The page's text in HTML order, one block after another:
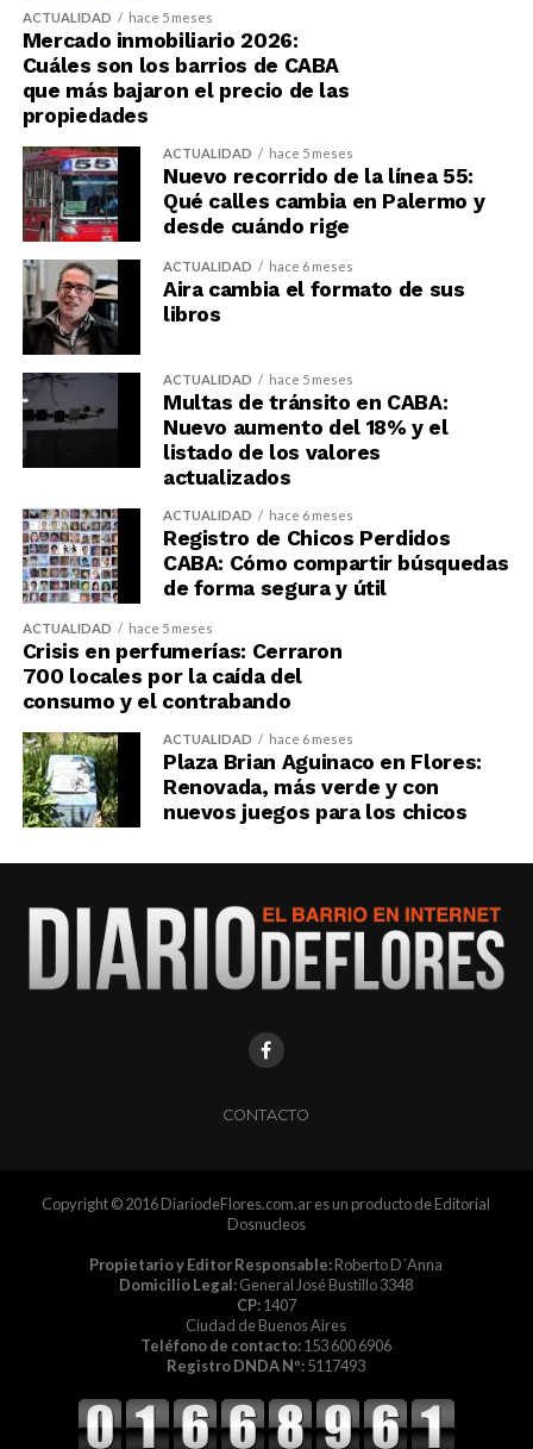
ACTUALIDAD hace 5 meses
Mercado inmobiliario 2026:
Cuáles son los barrios de CABA
que más bajaron el precio de las
propiedades
ACTUALIDAD hace 5 meses
Nuevo recorrido de la línea 55:
Qué calles cambia en Palermo y
desde cuándo rige
ACTUALIDAD hace 6 meses
Aira cambia el formato de sus
libros
ACTUALIDAD hace 5 meses
Multas de tránsito en CABA:
Nuevo aumento del 18% y el
listado de los valores
actualizados
ACTUALIDAD hace 6 meses
Registro de Chicos Perdidos
CABA: Cómo compartir búsquedas
de forma segura y útil
ACTUALIDAD hace 5 meses
Crisis en perfumerías: Cerraron
700 locales por la caída del
consumo y el contrabando
ACTUALIDAD hace 6 meses
Plaza Brian Aguinaco en Flores:
Renovada, más verde y con
nuevos juegos para los chicos
CONTACTO
Copyright © 2016 DiariodeFlores.com.ar es un producto de Editorial
Dosnucleos
Propietario y Editor Responsable:Roberto D´Anna
Domicilio Legal:General José Bustillo 3348
CP:1407
Ciudad de Buenos Aires
Teléfono de contacto:153 600 6906
Registro DNDA Nº:5117493